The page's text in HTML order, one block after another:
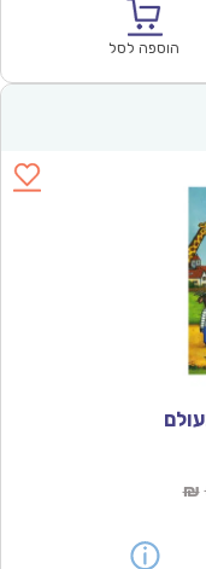
הוספה לסל
₪